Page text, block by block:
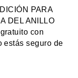
PARA
DEL ANILLO
con
estás seguro de